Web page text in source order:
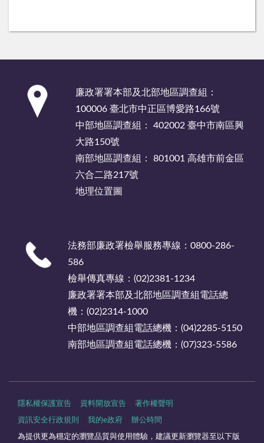
廉政署署本部及北部地區調查組：
100006 臺北市中正區博愛路166號
中部地區調查組： 402002 臺中市南區興
大路150號
南部地區調查組： 801001 高雄市前金區
六合二路217號
地理位置圖
法務部廉政署檢舉服務專線：0800-286-
586
檢舉傳真專線：(02)2381-1234
廉政署署本部及北部地區調查組電話總
機：(02)2314-1000
中部地區調查組電話總機：(04)2285-5150
南部地區調查組電話總機：(07)323-5586
隱私權保護宣告 資料開放宣告 著作權聲明
資訊安全行政規則 我的e政府 辦公時間
為提供更為穩定的瀏覽品質與使用體驗，建議更新瀏覽器至以下版